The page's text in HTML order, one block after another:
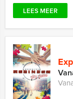
LEES MEER